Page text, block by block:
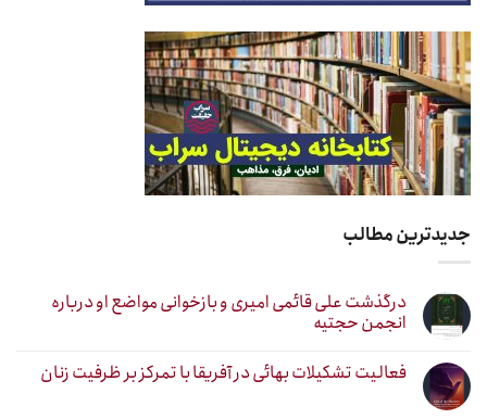
جدیدترین مطالب
درگذشت علی قائمی امیری و بازخوانی مواضع او درباره
انجمن حجتیه
فعالیت تشکیلات بهائی در آفریقا با تمرکز بر ظرفیت زنان